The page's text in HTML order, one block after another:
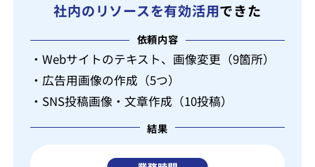
社内のリソースを有効活用できた
依頼内容
・Webサイトのテキスト、画像変更（9箇所）
・広告用画像の作成（5つ）
・SNS投稿画像・文章作成（10投稿）
結果